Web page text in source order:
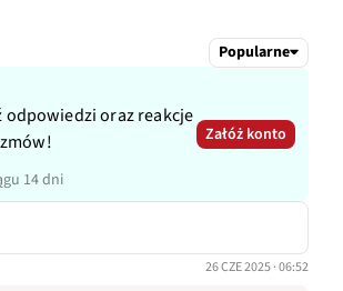
Popularne
odpowiedzi oraz reakcje
14 dni
Załóż konto
26 CZE 2025 · 06:52